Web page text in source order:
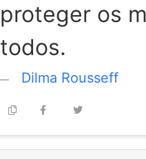
proteger os
todos.
Dilma Rousseff